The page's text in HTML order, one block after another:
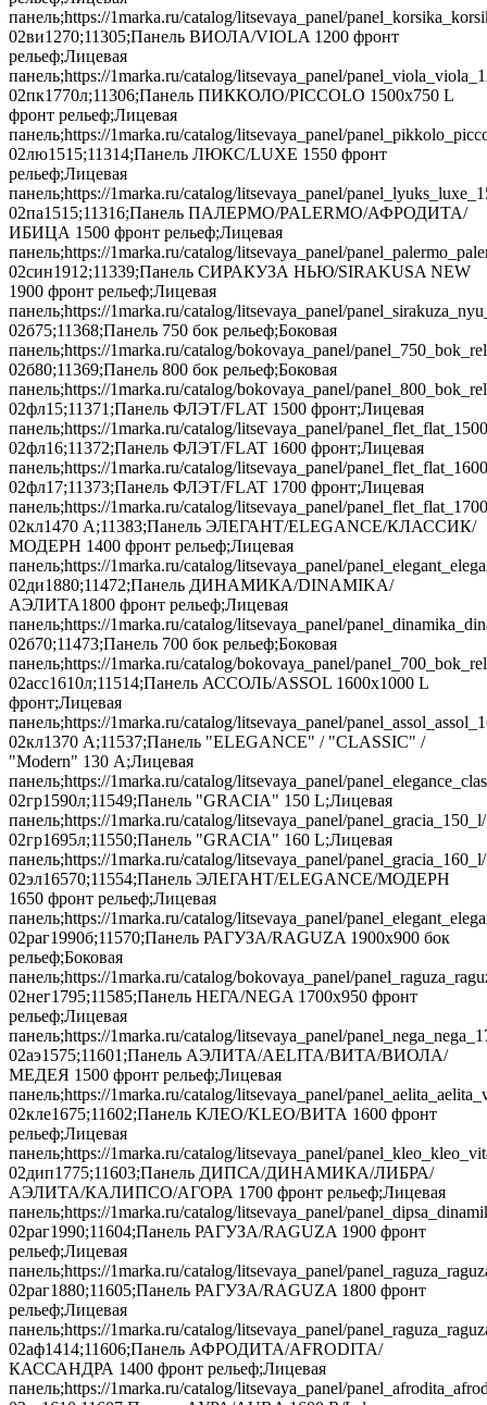
панель;https://1marka.ru/catalog/litsevaya_panel/
02ви1270;11305;Панель ВИОЛА/VIOLA 1200 фронт
рельеф;Лицевая
панель;https://1marka.ru/catalog/litsevaya_panel/
02пк1770л;11306;Панель ПИККОЛО/PICCOLO 1500х750 L
фронт рельеф;Лицевая
панель;https://1marka.ru/catalog/litsevaya_panel/
02лю1515;11314;Панель ЛЮКС/LUXE 1550 фронт
рельеф;Лицевая
панель;https://1marka.ru/catalog/litsevaya_panel/
02па1515;11316;Панель ПАЛЕРМО/PALERMO/АФРОДИТА/
ИБИЦА 1500 фронт рельеф;Лицевая
панель;https://1marka.ru/catalog/litsevaya_panel/
02син1912;11339;Панель СИРАКУЗА НЬЮ/SIRAKUSA NEW
1900 фронт рельеф;Лицевая
панель;https://1marka.ru/catalog/litsevaya_panel/
02б75;11368;Панель 750 бок рельеф;Боковая
панель;https://1marka.ru/catalog/bokovaya_panel/
02б80;11369;Панель 800 бок рельеф;Боковая
панель;https://1marka.ru/catalog/bokovaya_panel/
02фл15;11371;Панель ФЛЭТ/FLAT 1500 фронт;Лицевая
панель;https://1marka.ru/catalog/litsevaya_panel/
02фл16;11372;Панель ФЛЭТ/FLAT 1600 фронт;Лицевая
панель;https://1marka.ru/catalog/litsevaya_panel/
02фл17;11373;Панель ФЛЭТ/FLAT 1700 фронт;Лицевая
панель;https://1marka.ru/catalog/litsevaya_panel/
02кл1470 А;11383;Панель ЭЛЕГАНТ/ELEGANCE/КЛАССИК/
МОДЕРН 1400 фронт рельеф;Лицевая
панель;https://1marka.ru/catalog/litsevaya_panel/
02ди1880;11472;Панель ДИНАМИКА/DINAMIKA/
АЭЛИТА1800 фронт рельеф;Лицевая
панель;https://1marka.ru/catalog/litsevaya_panel/
02б70;11473;Панель 700 бок рельеф;Боковая
панель;https://1marka.ru/catalog/bokovaya_panel/
02асс1610л;11514;Панель АССОЛЬ/ASSOL 1600х1000 L
фронт;Лицевая
панель;https://1marka.ru/catalog/litsevaya_panel/
02кл1370 А;11537;Панель "ELEGANCE" / "CLASSIC" /
"Modern" 130 А;Лицевая
панель;https://1marka.ru/catalog/litsevaya_panel/
02гр1590л;11549;Панель "GRACIA" 150 L;Лицевая
панель;https://1marka.ru/catalog/litsevaya_panel/
02гр1695л;11550;Панель "GRACIA" 160 L;Лицевая
панель;https://1marka.ru/catalog/litsevaya_panel/
02эл16570;11554;Панель ЭЛЕГАНТ/ELEGANCE/МОДЕРН
1650 фронт рельеф;Лицевая
панель;https://1marka.ru/catalog/litsevaya_panel/
02раг1990б;11570;Панель РАГУЗА/RAGUZA 1900х900 бок
рельеф;Боковая
панель;https://1marka.ru/catalog/bokovaya_panel/
02нег1795;11585;Панель НЕГА/NEGA 1700х950 фронт
рельеф;Лицевая
панель;https://1marka.ru/catalog/litsevaya_panel/
02аэ1575;11601;Панель АЭЛИТА/AELITA/ВИТА/ВИОЛА/
МЕДЕЯ 1500 фронт рельеф;Лицевая
панель;https://1marka.ru/catalog/litsevaya_panel/
02кле1675;11602;Панель КЛЕО/KLEO/ВИТА 1600 фронт
рельеф;Лицевая
панель;https://1marka.ru/catalog/litsevaya_panel/
02дип1775;11603;Панель ДИПСА/ДИНАМИКА/ЛИБРА/
АЭЛИТА/КАЛИПСО/АГОРА 1700 фронт рельеф;Лицевая
панель;https://1marka.ru/catalog/litsevaya_panel/
02раг1990;11604;Панель РАГУЗА/RAGUZA 1900 фронт
рельеф;Лицевая
панель;https://1marka.ru/catalog/litsevaya_panel/
02раг1880;11605;Панель РАГУЗА/RAGUZA 1800 фронт
рельеф;Лицевая
панель;https://1marka.ru/catalog/litsevaya_panel/
02аф1414;11606;Панель АФРОДИТА/AFRODITA/
КАССАНДРА 1400 фронт рельеф;Лицевая
панель;https://1marka.ru/catalog/litsevaya_panel/